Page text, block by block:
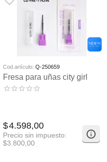
Cod.artículo: Q-250659
Fresa para uñas city girl
$4.598,00
Precio sin impuesto:
$3.800,00